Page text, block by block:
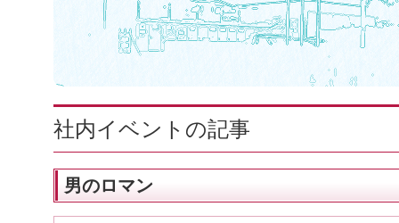
社内イベントの記事
男のロマン